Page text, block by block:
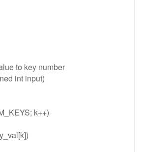
to key number
int input)
k++)